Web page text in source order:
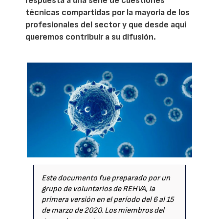
técnicas compartidas por la mayoria de los
profesionales del sector y que desde aquí
queremos contribuir a su difusión.
Este documento fue preparado por un
grupo de voluntarios de REHVA, la
primera versión en el período del 6 al 15
de marzo de 2020. Los miembros del